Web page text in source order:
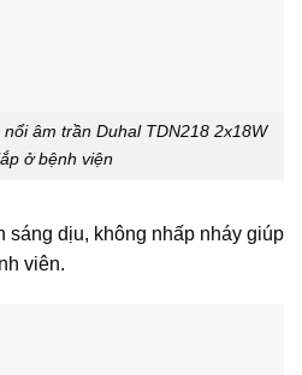
âm trần Duhal TDN218 2x18W
ở bệnh viện
sáng dịu, không nhấp nháy giúp
viên.